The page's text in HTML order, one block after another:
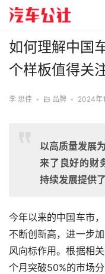
如何理解中国
个样板值得关
李 思佳 • 品牌 • 2024年
以高质量发展
来了良好的财
持续发展提供
今年以来的中国车市
不断创新高，进一步
风向标作用。根据相
个月突破50%的市场分